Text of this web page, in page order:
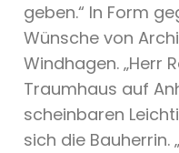
geben.“ In Form
Wünsche von
Windhagen. „Herr
Traumhaus auf
scheinbaren
sich die Bauherrin.